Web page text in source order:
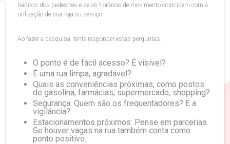
hábitos dos pedestres e se os horários de movimento coincidem com a
utilização de sua loja ou serviço.
Ao fazer a pesquisa, tente responder estas perguntas:
O ponto é de fácil acesso? É visível?
É uma rua limpa, agradável?
Quais as conveniências próximas, como postos
de gasolina, farmácias, supermercado, shopping?
Segurança: Quem são os frequentadores? E a
vigilância?
Estacionamentos próximos: Pense em parcerias.
Se houver vagas na rua também conta como
ponto positivo.